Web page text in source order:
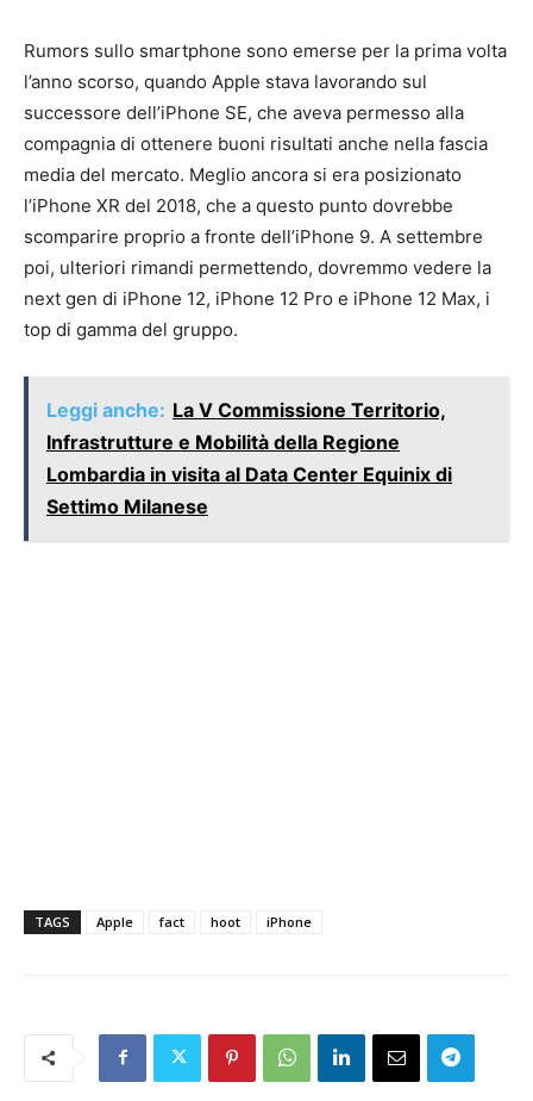
Rumors sullo smartphone sono emerse per la prima volta
l’anno scorso, quando Apple stava lavorando sul
successore dell’iPhone SE, che aveva permesso alla
compagnia di ottenere buoni risultati anche nella fascia
media del mercato. Meglio ancora si era posizionato
l’iPhone XR del 2018, che a questo punto dovrebbe
scomparire proprio a fronte dell’iPhone 9. A settembre
poi, ulteriori rimandi permettendo, dovremmo vedere la
next gen di iPhone 12, iPhone 12 Pro e iPhone 12 Max, i
top di gamma del gruppo.
Leggi anche: La V Commissione Territorio,
Infrastrutture e Mobilità della Regione
Lombardia in visita al Data Center Equinix di
Settimo Milanese
TAGS Apple fact hoot iPhone